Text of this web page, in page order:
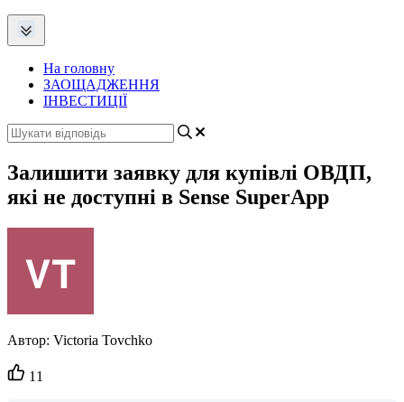
На головну
ЗАОЩАДЖЕННЯ
ІНВЕСТИЦІЇ
Залишити заявку для купівлі ОВДП,
які не доступні в Sense SuperApp
Автор: Victoria Tovchko
Кількість
вподобайок:
11